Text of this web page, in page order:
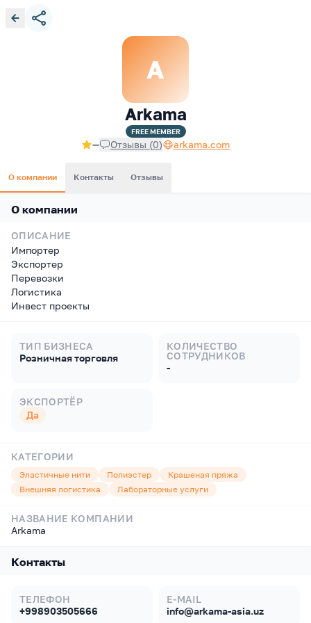
A
Arkama
FREEMEMBER
— Отзывы (0) arkama.com
О компании Контакты Отзывы
О компании
ОПИСАНИЕ
Импортер
Экспортер
Перевозки
Логистика
Инвест проекты
ТИП БИЗНЕСА
Розничная торговля
КОЛИЧЕСТВО
СОТРУДНИКОВ
-
ЭКСПОРТЁР
Да
КАТЕГОРИИ
Эластичные нити Полиэстер
Крашеная пряжа
Внешняя логистика
Лабораторные услуги
НАЗВАНИЕ КОМПАНИИ
Arkama
Контакты
ТЕЛЕФОН
+998903505666
E-MAIL
info@arkama-asia.uz